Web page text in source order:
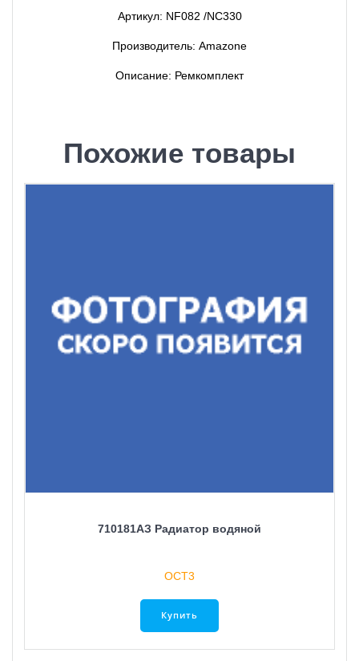
Артикул: NF082 /NC330
Производитель: Amazone
Описание: Ремкомплект
Похожие товары
710181AЗ Радиатор водяной
ОСТ3
Купить